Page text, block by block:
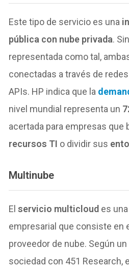
Este tipo de servicio es una
pública con nube privada.
representada como tal,
conectadas a través de redes
APIs. HP indica que la
nivel mundial representa un
acertada para empresas que
recursos TI o dividir sus
Multinube
Elservicio multicloud es
empresarial que consiste en
proveedor de nube. Según
sociedad con 451 Research,